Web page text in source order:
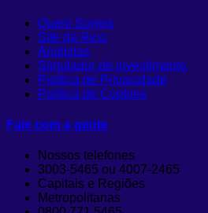
Quem Somos
Site da Rico
Analistas
Simulador de investimento
Política de Privacidade
Política de Cookies
Fale com a gente
Nossos telefones
3003-5465 ou 4007-2465
Capitais e Regiões
Metropolitanas